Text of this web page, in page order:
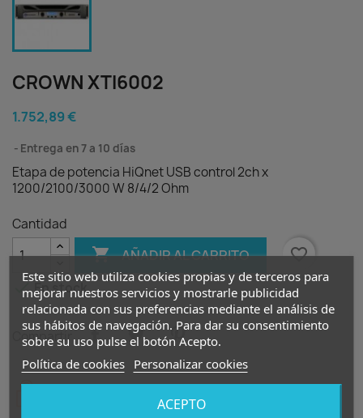
CROWN XTI6002
1.752,89 €
Entrega en 7 a 10 días
Etapa de potencia HiQnet USB control 2ch x
1200/2100/3000 W 8/4/2 Ohm
Cantidad
 AÑADIR AL CARRITO
favorite_border
En stock
Compartir
Este sitio web utiliza cookies propias y de terceros para
mejorar nuestros servicios y mostrarle publicidad
relacionada con sus preferencias mediante el análisis de
sus hábitos de navegación. Para dar su consentimiento
sobre su uso pulse el botón Acepto.
Política de cookies
Personalizar cookies
ACEPTO